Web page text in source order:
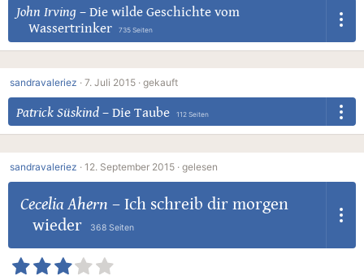
John Irving – Die wilde Geschichte vom
Wassertrinker
735 Seiten
sandravaleriez · 7. Juli 2015 · gekauft
Patrick Süskind – Die Taube 112 Seiten
sandravaleriez · 12. September 2015 · gelesen
Cecelia Ahern – Ich schreib dir morgen
wieder
368 Seiten